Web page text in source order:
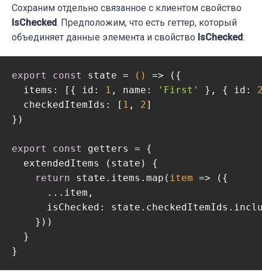
Сохраним отдельно связанное с клиентом свойство
IsChecked. Предположим, что есть геттер, который
объединяет данные элемента и свойство IsChecked:
export const state = () => ({
items : [{ id : 1 , name : 'First' }, { id :
checkedItemIds : [ 1 , 2]
})
export const
getters = {
  extendedItems (state) {
return state.items.map( item => ({
      ...item,
isChecked :
    }))
  }
}